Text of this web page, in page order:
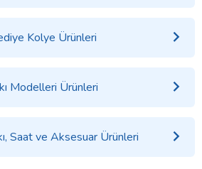
Kolye Ürünleri
Modelleri Ürünleri
Saat ve Aksesuar Ürünleri